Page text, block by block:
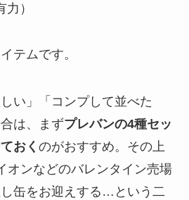
）
テムです。
い」「コンプして並べた
は、まずプレバンの4種セッ
おく のがおすすめ。その上
オンなどのバレンタイン売場
缶をお迎えする…という二